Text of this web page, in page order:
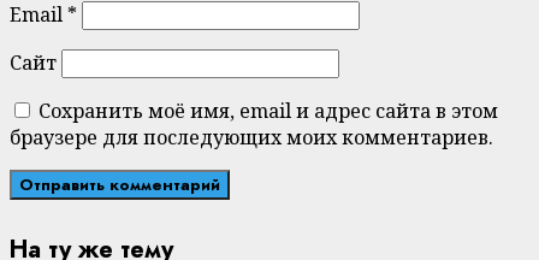
Email *
Сайт
Сохранить моё имя, email и адрес сайта в этом
браузере для последующих моих комментариев.
На ту же тему